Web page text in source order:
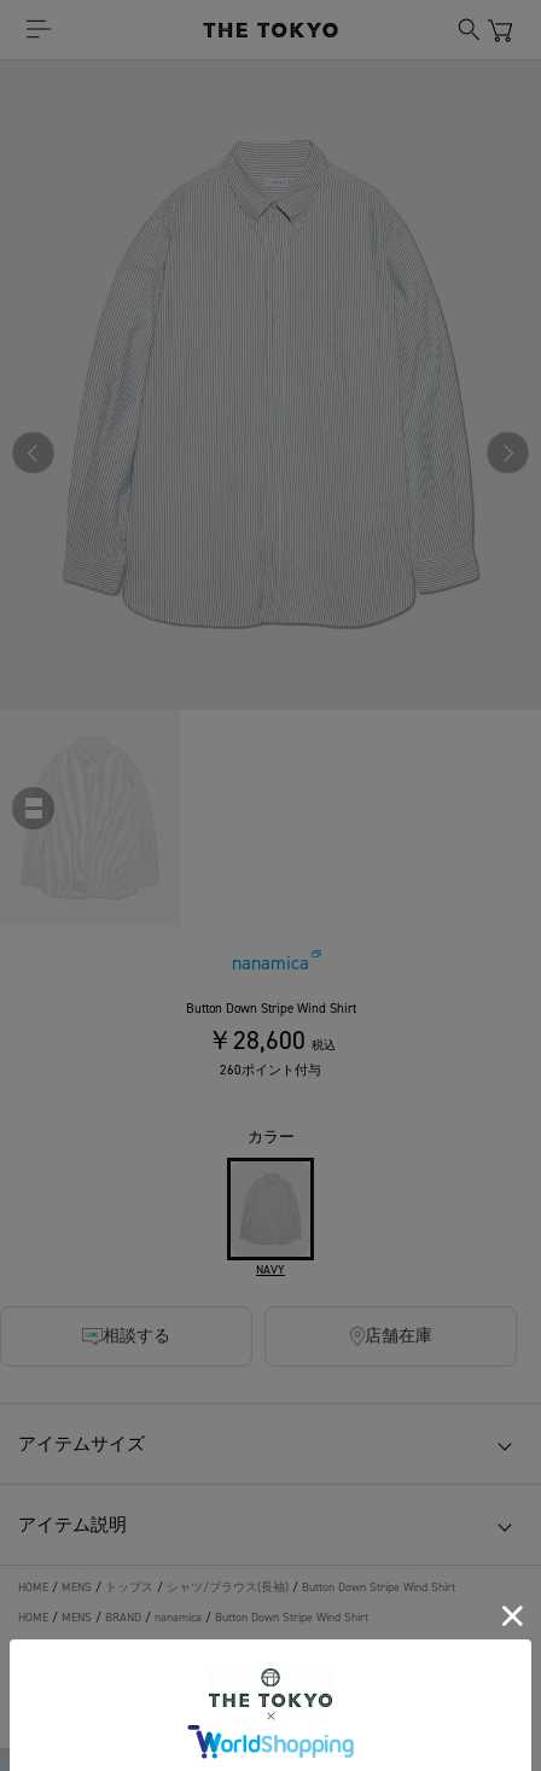
nanamica
Button Down Stripe Wind Shirt
￥28,600 税込
260ポイント付与
カラー
NAVY
相談する 店舗在庫
アイテムサイズ
アイテム説明
HOME / MENS / トップス / シャツ/ブラウス(長袖) / Button Down Stripe Wind Shirt
HOME / MENS / BRAND / nanamica / Button Down Stripe Wind Shirt
THE TOKYO ORIGINAL ITEMS